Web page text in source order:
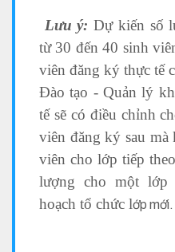
Lưu ý: Dự kiến số
từ 30 đến 40 sinh
viên đăng ký thực tế
Đào tạo - Quản lý
tế sẽ có điều chỉnh
viên đăng ký sau
viên cho lớp tiếp
lượng cho một
hoạch tổ chức lớp mới.